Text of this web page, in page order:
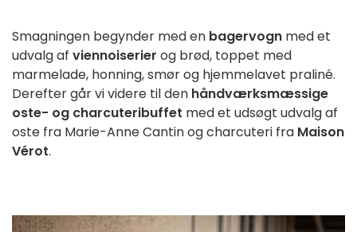
Smagningen begynder med en bagervogn med et
udvalg af viennoiserier og brød, toppet med
marmelade, honning, smør og hjemmelavet praliné.
Derefter går vi videre til den håndværksmæssige
oste- og charcuteribuffet med et udsøgt udvalg af
oste fra Marie-Anne Cantin og charcuteri fra Maison
Vérot.